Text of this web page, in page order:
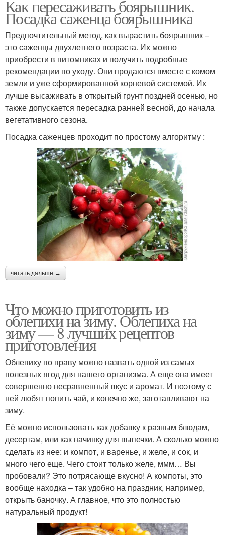
Как пересаживать боярышник.
Посадка саженца боярышника
Предпочтительный метод, как вырастить боярышник –
это саженцы двухлетнего возраста. Их можно
приобрести в питомниках и получить подробные
рекомендации по уходу. Они продаются вместе с комом
земли и уже сформированной корневой системой. Их
лучше высаживать в открытый грунт поздней осенью, но
также допускается пересадка ранней весной, до начала
вегетативного сезона.
Посадка саженцев проходит по простому алгоритму :
читать дальше →
Что можно приготовить из
облепихи на зиму. Облепиха на
зиму — 8 лучших рецептов
приготовления
Облепиху по праву можно назвать одной из самых
полезных ягод для нашего организма. А еще она имеет
совершенно несравненный вкус и аромат. И поэтому с
ней любят попить чай, и конечно же, заготавливают на
зиму.
Её можно использовать как добавку к разным блюдам,
десертам, или как начинку для выпечки. А сколько можно
сделать из нее: и компот, и варенье, и желе, и сок, и
много чего еще. Чего стоит только желе, ммм… Вы
пробовали? Это потрясающе вкусно! А компоты, это
вообще находка – так удобно на праздник, например,
открыть баночку. А главное, что это полностью
натуральный продукт!